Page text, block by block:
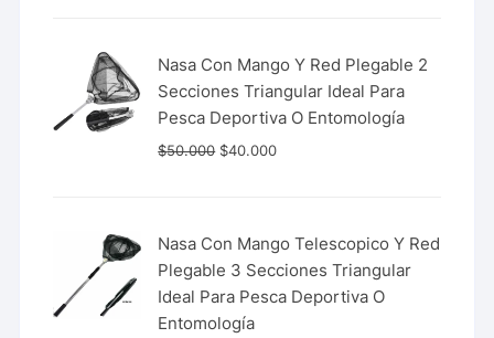
Nasa Con Mango Y Red Plegable 2
Secciones Triangular Ideal Para
Pesca Deportiva O Entomología
$50.000 $40.000
Nasa Con Mango Telescopico Y Red
Plegable 3 Secciones Triangular
Ideal Para Pesca Deportiva O
Entomología